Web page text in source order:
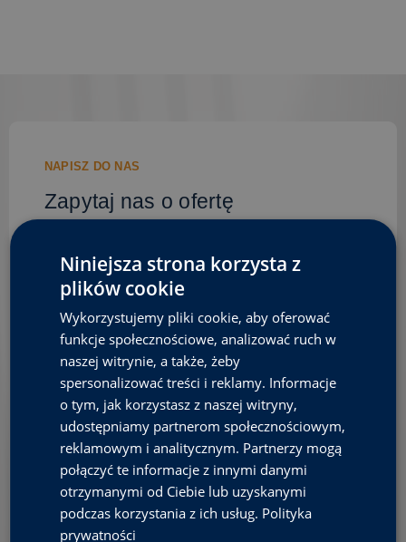
NAPISZ DO NAS
Zapytaj nas o ofertę
roboczym aby porozmawiać o Twoich potrzebach i
dopasować do nich naszą ofertę.
Numer telefonu
Twoje imię i nazwisko*
Niniejsza strona korzysta z
plików cookie
Wykorzystujemy pliki cookie, aby oferować
funkcje społecznościowe, analizować ruch w
naszej witrynie, a także, żeby
spersonalizować treści i reklamy. Informacje
o tym, jak korzystasz z naszej witryny,
udostępniamy partnerom społecznościowym,
reklamowym i analitycznym. Partnerzy mogą
połączyć te informacje z innymi danymi
otrzymanymi od Ciebie lub uzyskanymi
podczas korzystania z ich usług. Polityka
prywatności